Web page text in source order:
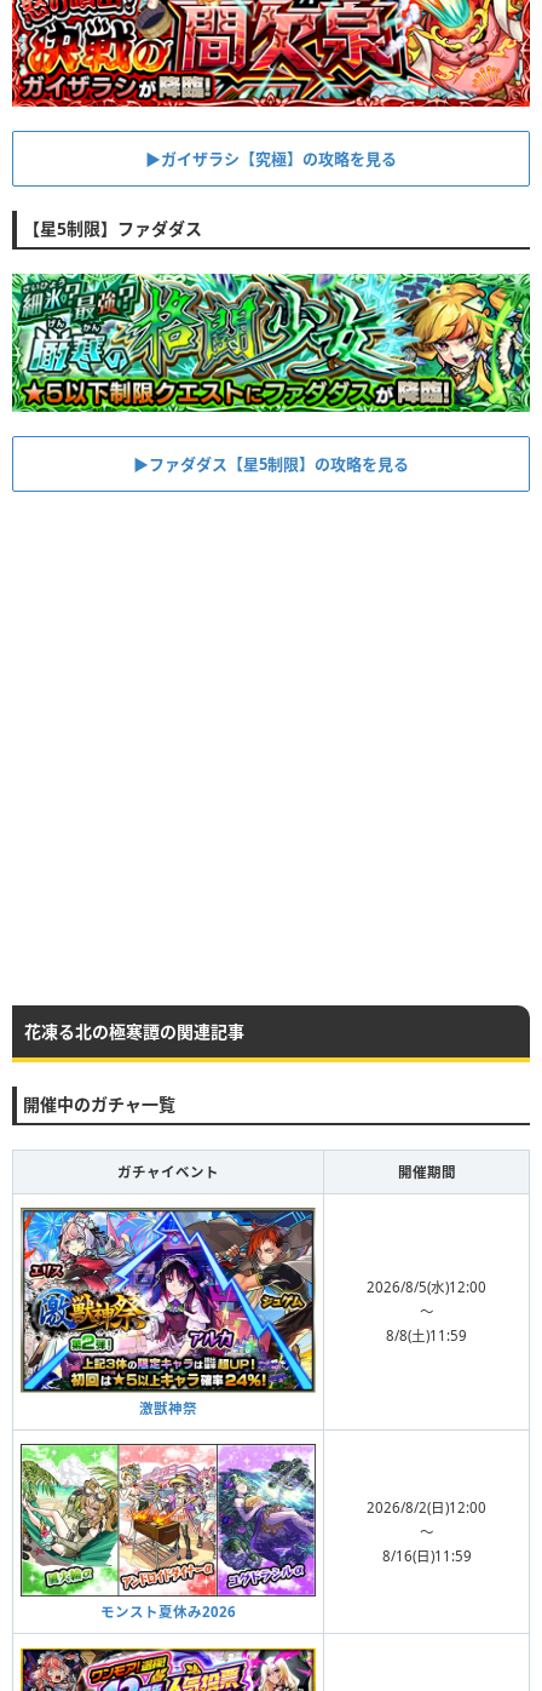
▶︎ガイザラシ【究極】の攻略を見る
【星5制限】ファダダス
▶︎ファダダス【星5制限】の攻略を見る
花凍る北の極寒譚の関連記事
開催中のガチャ一覧
ガチャイベント 開催期間
激獣神祭
2026/8/5(水)12:00
〜
8/8(土)11:59
モンスト夏休み2026
2026/8/2(日)12:00
〜
8/16(日)11:59